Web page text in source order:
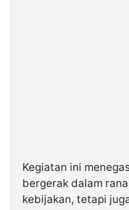
Kegiatan ini
bergerak dalam
kebijakan, tetapi